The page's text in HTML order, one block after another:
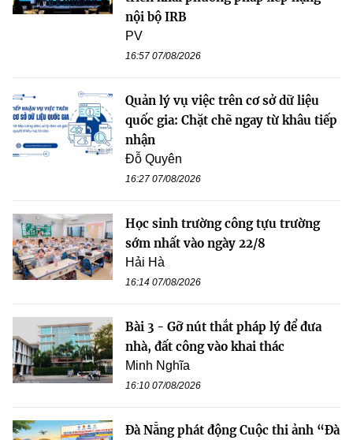
nội bộ IRB
PV
16:57 07/08/2026
Quản lý vụ việc trên cơ sở dữ liệu
quốc gia: Chặt chẽ ngay từ khâu tiếp
nhận
Đỗ Quyên
16:27 07/08/2026
Học sinh trường công tựu trường
sớm nhất vào ngày 22/8
Hải Hà
16:14 07/08/2026
Bài 3 - Gỡ nút thắt pháp lý để đưa
nhà, đất công vào khai thác
Minh Nghĩa
16:10 07/08/2026
Đà Nẵng phát động Cuộc thi ảnh “Đà